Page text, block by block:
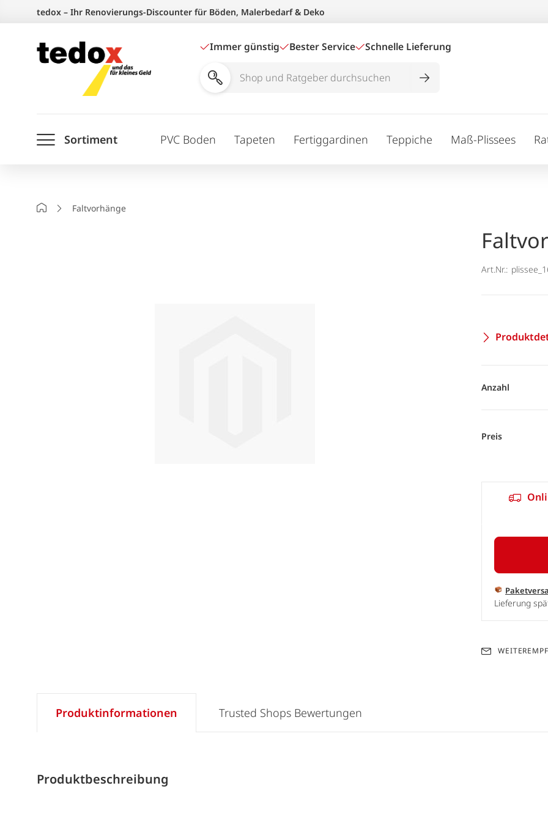
springen
tedox – Ihr Renovierungs-Discounter für Böden, Malerbedarf & Deko
Immer günstig Bester Service Schnelle Lieferung
Shop
durchsuchen
Sortiment PVC Boden Tapeten Fertiggardinen Teppiche Maß-Plissees
StartseiteFaltvorhänge
Art.Nr.:
Anzahl
Preis
Lieferung
Produktinformationen
Produktbeschreibung
Trusted Shops Bewertungen